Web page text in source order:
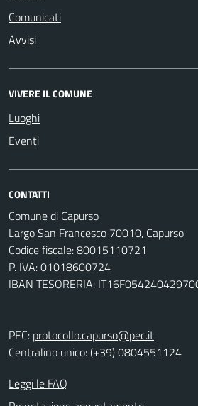
Comunicati
Avvisi
VIVERE IL COMUNE
Luoghi
Eventi
CONTATTI
Comune di Capurso
Largo San Francesco 70010, Capurso
Codice fiscale: 80015110721
P. IVA: 01018600724
IBAN TESORERIA:
PEC: protocollo.capurso@pec.it
Centralino unico: (+39) 0804551124
Leggi le FAQ